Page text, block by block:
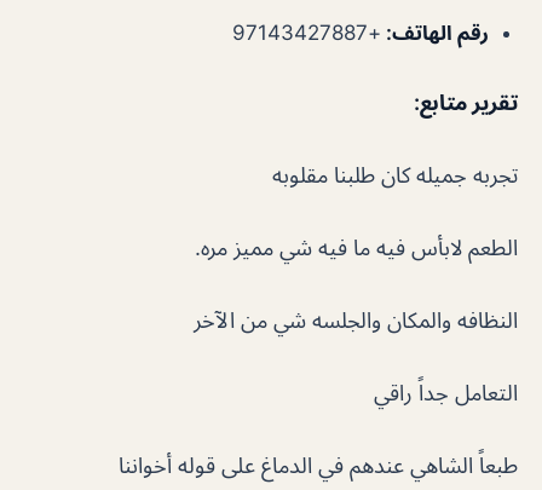
رقم الهاتف: +97143427887
تقرير متابع:
تجربه جميله كان طلبنا مقلوبه
الطعم لابأس فيه ما فيه شي مميز مره.
النظافه والمكان والجلسه شي من الآخر
التعامل جداً راقي
طبعاً الشاهي عندهم في الدماغ على قوله أخواننا